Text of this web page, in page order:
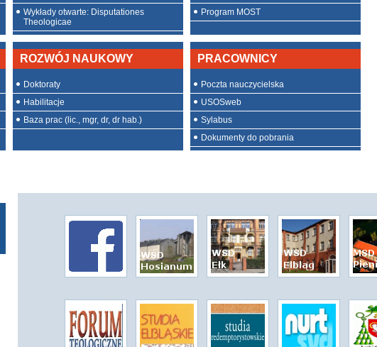
Wykłady otwarte: Disputationes
Theologicae
Program MOST
ROZWÓJ NAUKOWY
Doktoraty
Habilitacje
Baza prac (lic., mgr, dr, dr hab.)
PRACOWNICY
Poczta nauczycielska
USOSweb
Sylabus
Dokumenty do pobrania